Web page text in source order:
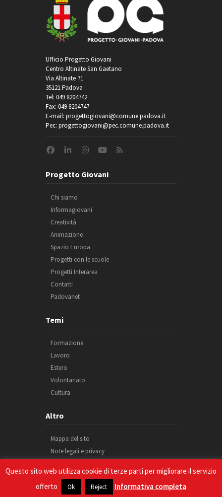
Ufficio Progetto Giovani
Centro Altinate San Gaetano
Via Altinate 71
35121 Padova
Tel: 049 8204742
Fax: 049 8204747
E-mail: progettogiovani@comune.padova.it
Pec: progettogiovani@pec.comune.padova.it
Progetto Giovani
Chi siamo
Informagiovani
Creatività
Animazione
Spazio Europa
Progetti con le scuole
Progetti Interarea
Contatti
Padovanet
Temi
Formazione
Lavoro
Estero
Volontariato
Cultura
Altro
Mappa del sito
Note legali e privacy
Credits
Questo sito web utilizza cookie di terze parti per migliorare il servizio
offerto
Ok Reject Informativa completa